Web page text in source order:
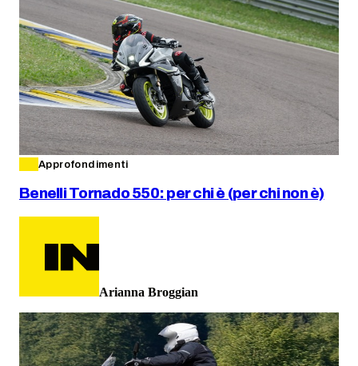
Approfondimenti
Benelli Tornado 550: per chi è (per chi non è)
Arianna Broggian